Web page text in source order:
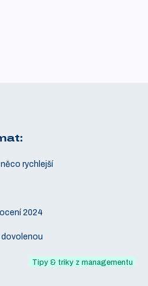
rychlejší
2024
dovolenou
Tipy & triky z managementu